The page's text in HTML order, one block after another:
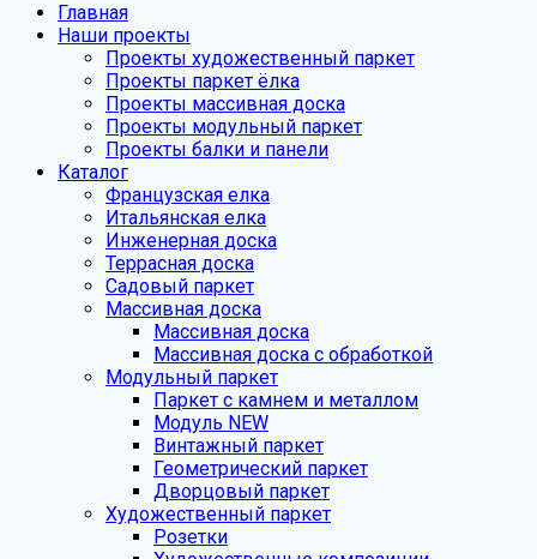
Главная
Наши проекты
Проекты художественный паркет
Проекты паркет ёлка
Проекты массивная доска
Проекты модульный паркет
Проекты балки и панели
Каталог
Французская елка
Итальянская елка
Инженерная доска
Террасная доска
Садовый паркет
Массивная доска
Массивная доска
Массивная доска с обработкой
Модульный паркет
Паркет с камнем и металлом
Модуль NEW
Винтажный паркет
Геометрический паркет
Дворцовый паркет
Художественный паркет
Розетки